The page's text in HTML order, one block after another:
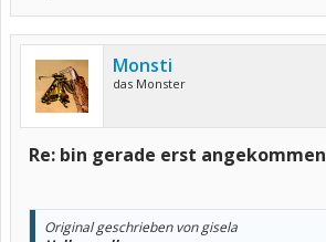
Monsti
das Monster
Re: bin gerade erst angekommen
Original geschrieben von gisela